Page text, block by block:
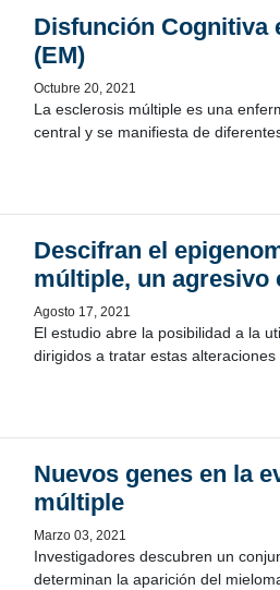
Disfunción Cognitiva
(EM)
Octubre 20, 2021
La esclerosis múltiple es una
central y se manifiesta de
Descifran el
múltiple, un agresivo
Agosto 17, 2021
El estudio abre la posibilidad a la
dirigidos a tratar estas alteraciones
Nuevos genes en la
múltiple
Marzo 03, 2021
Investigadores descubren un
determinan la aparición del